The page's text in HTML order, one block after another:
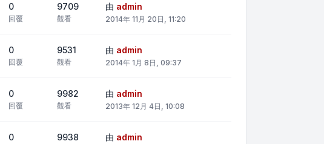
0
回覆
9709
觀看
由 admin
2014年 11月 20日, 11:20
0
回覆
9531
觀看
由 admin
2014年 1月 8日, 09:37
0
回覆
9982
觀看
由 admin
2013年 12月 4日, 10:08
0 9938 由 admin